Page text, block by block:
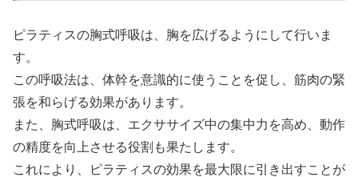
ピラティスの胸式呼吸は、胸を広げるようにして行いま
す。
この呼吸法は、体幹を意識的に使うことを促し、筋肉の緊
張を和らげる効果があります。
また、胸式呼吸は、エクササイズ中の集中力を高め、動作
の精度を向上させる役割も果たします。
これにより、ピラティスの効果を最大限に引き出すことが